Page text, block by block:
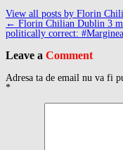
View all posts by Florin
Post
navigation
← Florin Chilian Dublin 3
politically correct:
Leave a Comment
Adresa ta de email nu va fi
*